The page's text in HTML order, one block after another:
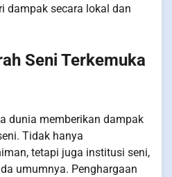
dampak secara lokal dan
Seni Terkemuka
dunia memberikan dampak
Tidak hanya
tetapi juga institusi seni,
umumnya. Penghargaan